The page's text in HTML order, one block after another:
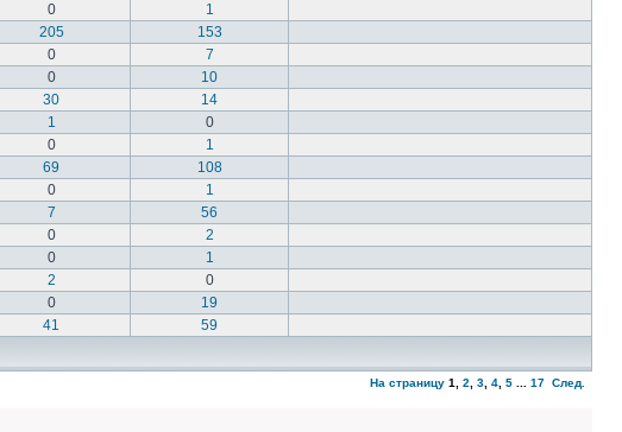
0
1
205
153
0
7
0
10
30
14
1
0
0
1
69
108
0
1
7
56
0
2
0
1
2
0
0
19
41 59
На страницу 1 2 3 4 5 17 След.